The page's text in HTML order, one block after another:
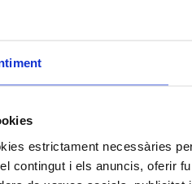
estrictament necessàries
contingut i els anuncis, oferir